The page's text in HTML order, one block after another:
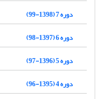
دوره 7 (1398-99)
دوره 6 (1397-98)
دوره 5 (1396-97)
دوره 4 (1395-96)